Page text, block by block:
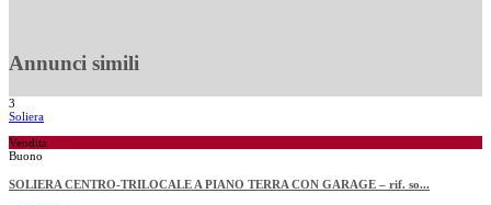
Annunci simili
3
Soliera
Vendita
Buono
SOLIERA CENTRO-TRILOCALE A PIANO TERRA CON GARAGE – rif. so...